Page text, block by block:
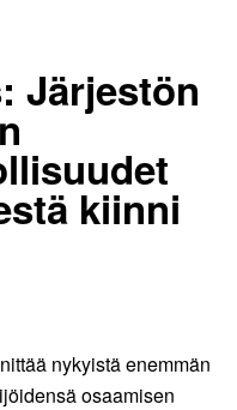
Järjestön
kiinni
nykyistä enemmän
osaamisen